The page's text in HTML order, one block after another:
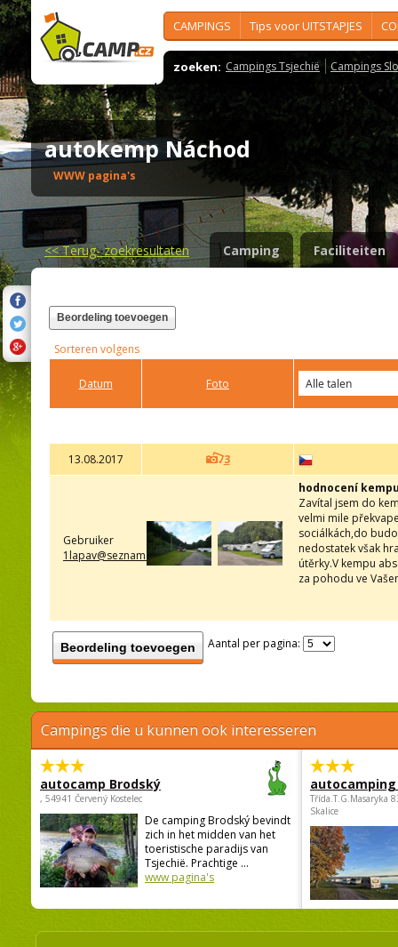
CAMPINGS Tips voor UITSTAPJES
zoeken: Campings Tsjechië Campings
autokemp Náchod
WWW pagina's
<<Terug- zoekresultaten Camping Faciliteiten
Beordeling toevoegen
Sorteren volgens
Datum Foto
13.08.2017 3
Gebruiker
1lapav@seznam.cz
hodnocení
Zavítal jsem do
velmi mile
sociálkách,do
nedostatek však
útěrky.V kempu
za pohodu ve
Beordeling toevoegen Aantal per pagina:
Campings die u kunnen ook interesseren
autocamp Brodský
, 54941 Červený Kostelec
De camping Brodský bevindt
zich in het midden van het
toeristische paradijs van
Tsjechië. Prachtige ...
www pagina's
autocamping
Třída.T.G.Masaryka
Skalice